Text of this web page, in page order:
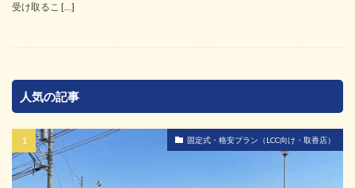
受け取るこ […]
人気の記事
固定式・格安プラン（LCC向け・取香店）